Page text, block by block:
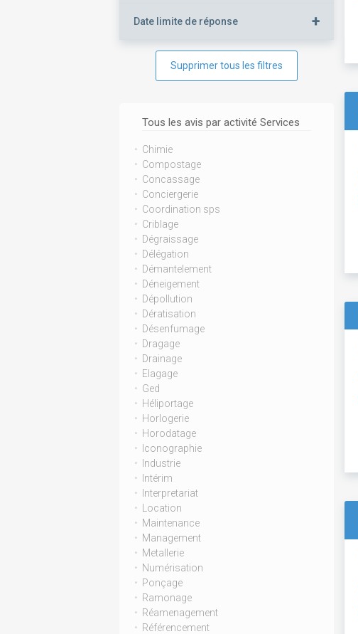
Date limite de réponse +
Supprimer tous les filtres
Tous les avis par activité Services
Chimie
Compostage
Concassage
Conciergerie
Coordination sps
Criblage
Dégraissage
Délégation
Démantelement
Déneigement
Dépollution
Dératisation
Désenfumage
Dragage
Drainage
Elagage
Ged
Héliportage
Horlogerie
Horodatage
Iconographie
Industrie
Intérim
Interpretariat
Location
Maintenance
Management
Metallerie
Numérisation
Ponçage
Ramonage
Réamenagement
Référencement